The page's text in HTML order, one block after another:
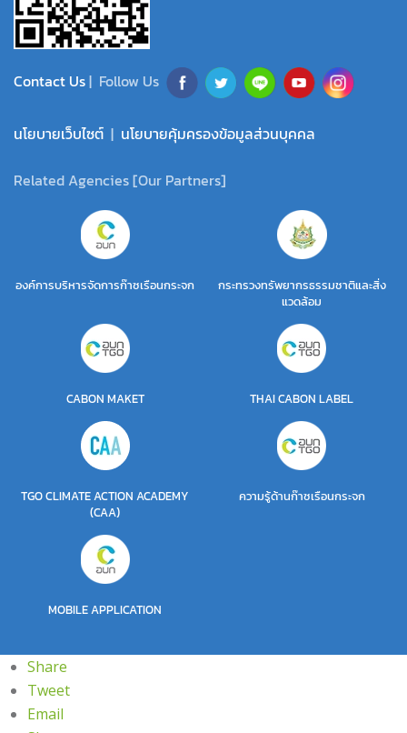
Contact Us| Follow Us
นโยบายเว็บไซต์ | นโยบายคุ้มครองข้อมูลส่วนบุคคล
Related Agencies [Our Partners]
องค์การบริหารจัดการก๊าซเรือนกระจก
กระทรวงทรัพยากรธรรมชาติและสิ่ง
แวดล้อม
CABON MAKET THAI CABON LABEL
TGO CLIMATE ACTION ACADEMY
(CAA)
ความรู้ด้านก๊าซเรือนกระจก
MOBILE APPLICATION
Share
Tweet
Email